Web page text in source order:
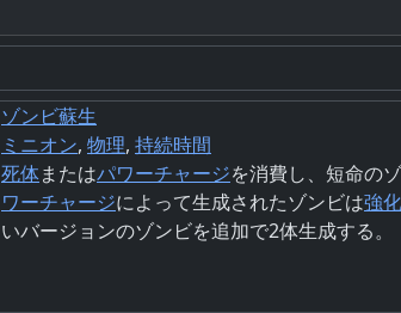
ゾンビ蘇生
ミニオン, 物理, 持続時間
死体またはパワーチャージを消費し、短命の
ワーチャージによって生成されたゾンビは強化
いバージョンのゾンビを追加で2体生成する。